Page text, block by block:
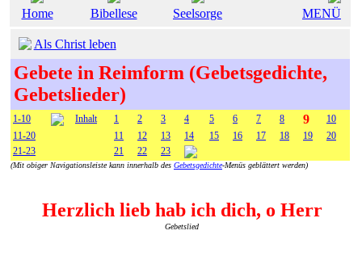
Home Bibellese Seelsorge MENÜ
Als Christ leben
Gebete in Reimform (Gebetsgedichte,
Gebetslieder)
1-10 Inhalt 1 2 3 4 5 6 7 8 9
10
11-20
11 12 13 14 15 16 17 18 19
20
21-23
21 22 23
(Mit obiger Navigationsleiste kann innerhalb des Gebetsgedichte-Menüs geblättert werden)
Herzlich lieb hab ich dich, o Herr
Gebetslied